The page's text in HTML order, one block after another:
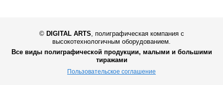
© DIGITAL ARTS
полиграфическая компания с
высокотехнологичным оборудованием.
Все виды полиграфической продукции, малыми и большими
тиражами
Пользовательское соглашение